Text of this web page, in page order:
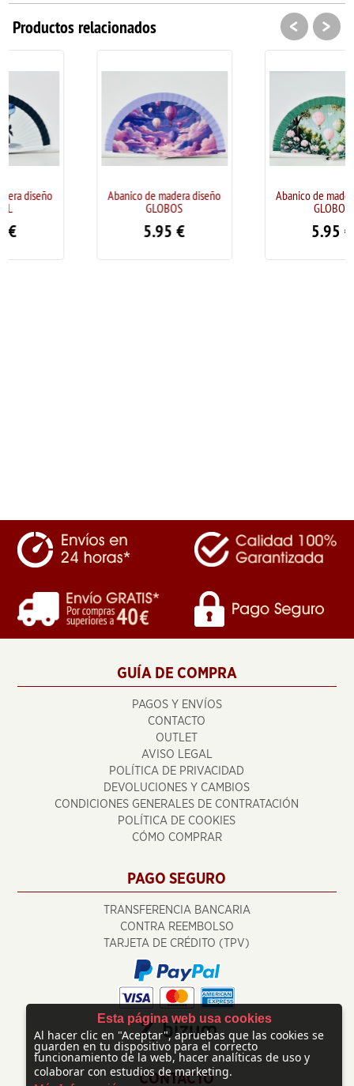
Productos relacionados
Abanico de madera diseño
Abanico de madera diseño
< >
GUÍA DE COMPRA
PAGOS Y ENVÍOS
CONTACTO
OUTLET
AVISO LEGAL
POLÍTICA DE PRIVACIDAD
DEVOLUCIONES Y CAMBIOS
CONDICIONES GENERALES DE CONTRATACIÓN
POLÍTICA DE COOKIES
CÓMO COMPRAR
PAGO SEGURO
TRANSFERENCIA BANCARIA
CONTRA REEMBOLSO
TARJETA DE CRÉDITO (TPV)
CONTACTO
Esta página web usa cookies
Al hacer clic en "Aceptar", apruebas que las cookies se
guarden en tu dispositivo para el correcto
funcionamiento de la web, hacer analíticas de uso y
colaborar con estudios de marketing.